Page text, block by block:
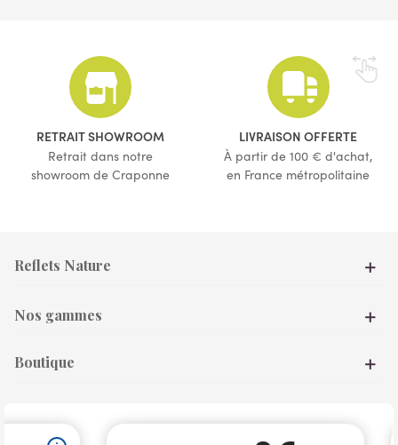
(2 avis)
RETRAIT SHOWROOM
Retrait dans notre
showroom de Craponne
LIVRAISON OFFERTE
À partir de 100 € d'achat,
en France métropolitaine
Reflets Nature
Nos gammes
Boutique